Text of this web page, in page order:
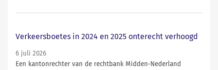
Verkeersboetes in 2024 en 2025 onterecht verhoogd
6 juli 2026
Een kantonrechter van de rechtbank Midden-Nederland